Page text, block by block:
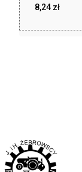
8,24 zł